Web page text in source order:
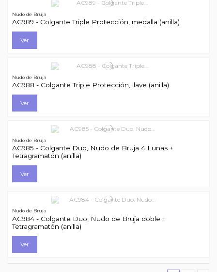
Nudo de Bruja
AC989 - Colgante Triple Protección, medalla (anilla)
Ver
Nudo de Bruja
AC988 - Colgante Triple Protección, llave (anilla)
Ver
Nudo de Bruja
AC985 - Colgante Duo, Nudo de Bruja 4 Lunas +
Tetragramatón (anilla)
Ver
Nudo de Bruja
AC984 - Colgante Duo, Nudo de Bruja doble +
Tetragramatón (anilla)
Ver